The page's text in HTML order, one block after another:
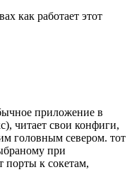
как работает этот
приложение в
читает свои конфиги,
головным севером. тот
при
порты к сокетам,